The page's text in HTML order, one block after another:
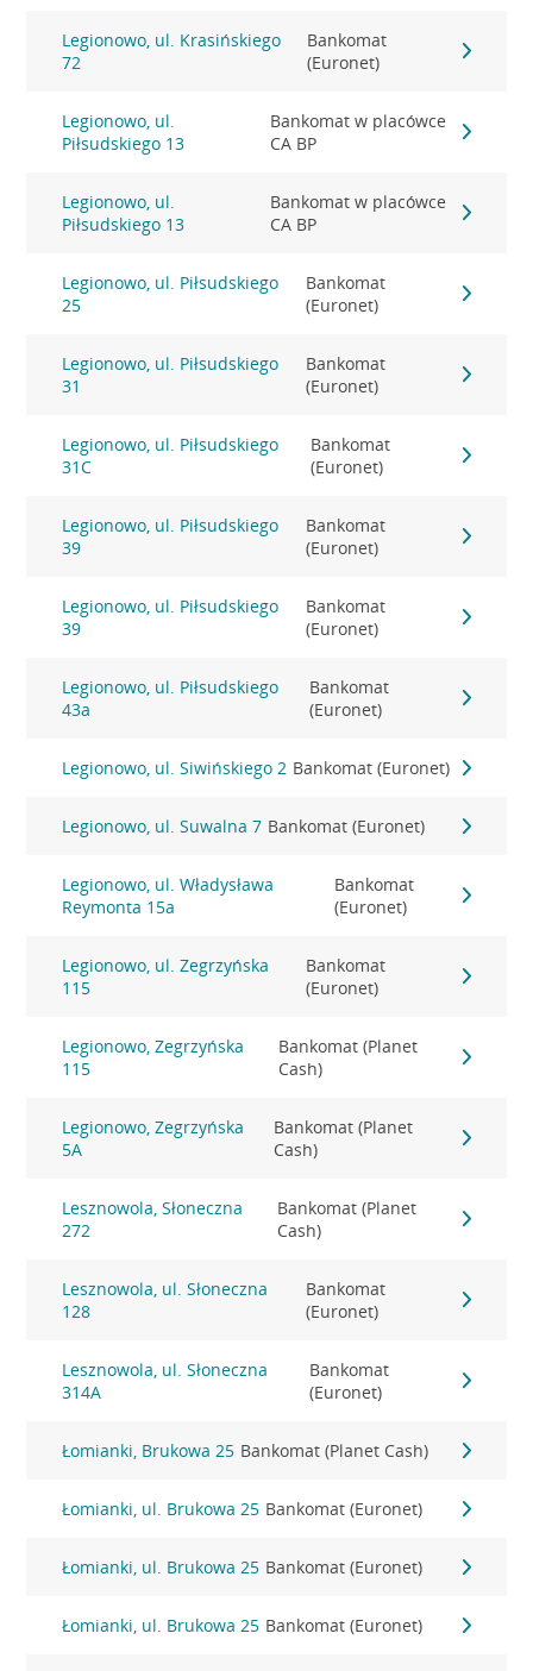
Legionowo, ul. Krasińskiego
72
Bankomat
(Euronet)
Legionowo, ul.
Piłsudskiego 13
Bankomat w placówce
CA BP
Legionowo, ul.
Piłsudskiego 13
Bankomat w placówce
CA BP
Legionowo, ul. Piłsudskiego
25
Bankomat
(Euronet)
Legionowo, ul. Piłsudskiego
31
Bankomat
(Euronet)
Legionowo, ul. Piłsudskiego
31C
Bankomat
(Euronet)
Legionowo, ul. Piłsudskiego
39
Bankomat
(Euronet)
Legionowo, ul. Piłsudskiego
39
Bankomat
(Euronet)
Legionowo, ul. Piłsudskiego
43a
Bankomat
(Euronet)
Legionowo, ul. Siwińskiego 2 Bankomat (Euronet)
Legionowo, ul. Suwalna 7 Bankomat (Euronet)
Legionowo, ul. Władysława
Reymonta 15a
Bankomat
(Euronet)
Legionowo, ul. Zegrzyńska
115
Bankomat
(Euronet)
Legionowo, Zegrzyńska
115
Bankomat (Planet
Cash)
Legionowo, Zegrzyńska
5A
Bankomat (Planet
Cash)
Lesznowola, Słoneczna
272
Bankomat (Planet
Cash)
Lesznowola, ul. Słoneczna
128
Bankomat
(Euronet)
Lesznowola, ul. Słoneczna
314A
Bankomat
(Euronet)
Łomianki, Brukowa 25 Bankomat (Planet Cash)
Łomianki, ul. Brukowa 25 Bankomat (Euronet)
Łomianki, ul. Brukowa 25 Bankomat (Euronet)
Łomianki, ul. Brukowa 25 Bankomat (Euronet)